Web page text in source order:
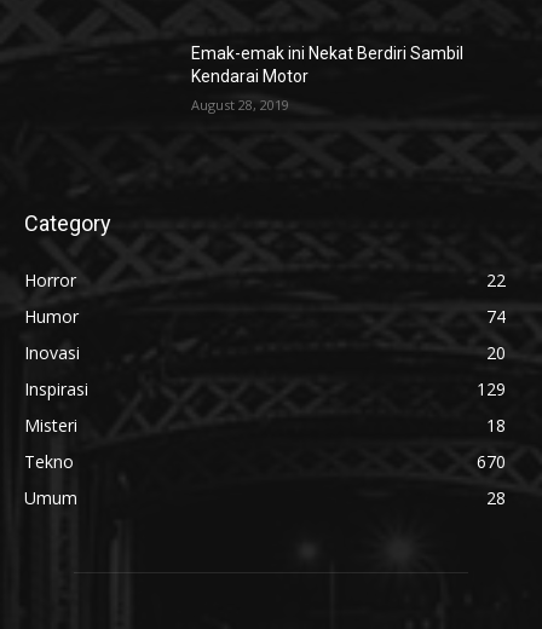
Emak-emak ini Nekat Berdiri Sambil
Kendarai Motor
August 28, 2019
Category
Horror
22
Humor
74
Inovasi
20
Inspirasi
129
Misteri
18
Tekno
670
Umum
28